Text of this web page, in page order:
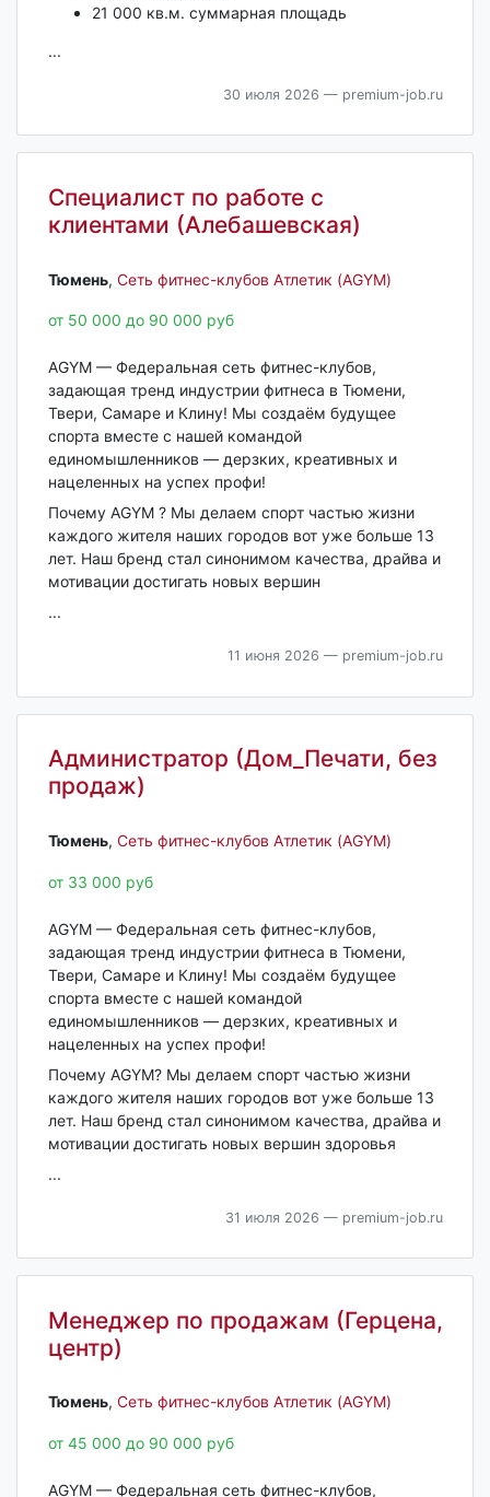
21 000 кв.м. суммарная площадь
...
30 июля 2026 — premium-job.ru
Специалист по работе с
клиентами (Алебашевская)
Тюмень‎, Сеть фитнес-клубов Атлетик (AGYM)
от 50 000 до 90 000 руб
AGYM — Федеральная сеть фитнес-клубов,
задающая тренд индустрии фитнеса в Тюмени,
Твери, Самаре и Клину! Мы создаём будущее
спорта вместе с нашей командой
единомышленников — дерзких, креативных и
нацеленных на успех профи!
Почему AGYM ? Мы делаем спорт частью жизни
каждого жителя наших городов вот уже больше 13
лет. Наш бренд стал синонимом качества, драйва и
мотивации достигать новых вершин
...
11 июня 2026 — premium-job.ru
Администратор (Дом_Печати, без
продаж)
Тюмень‎, Сеть фитнес-клубов Атлетик (AGYM)
от 33 000 руб
AGYM — Федеральная сеть фитнес-клубов,
задающая тренд индустрии фитнеса в Тюмени,
Твери, Самаре и Клину! Мы создаём будущее
спорта вместе с нашей командой
единомышленников — дерзких, креативных и
нацеленных на успех профи!
Почему AGYM? Мы делаем спорт частью жизни
каждого жителя наших городов вот уже больше 13
лет. Наш бренд стал синонимом качества, драйва и
мотивации достигать новых вершин здоровья
...
31 июля 2026 — premium-job.ru
Менеджер по продажам (Герцена,
центр)
Тюмень‎, Сеть фитнес-клубов Атлетик (AGYM)
от 45 000 до 90 000 руб
AGYM — Федеральная сеть фитнес-клубов,